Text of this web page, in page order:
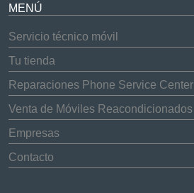
MENÚ
Servicio técnico móvil
Tu tienda
Reparaciones Phone Service Center
Venta de Móviles Reacondicionados
Empresas
Contacto